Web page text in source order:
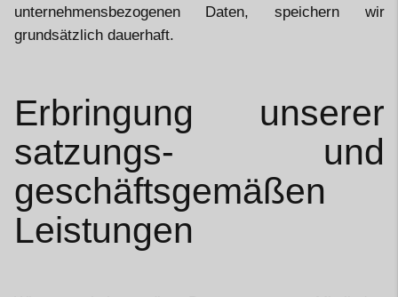
unternehmensbezogenen Daten, speichern wir
grundsätzlich dauerhaft.
Erbringung unserer
satzungs- und
geschäftsgemäßen
Leistungen